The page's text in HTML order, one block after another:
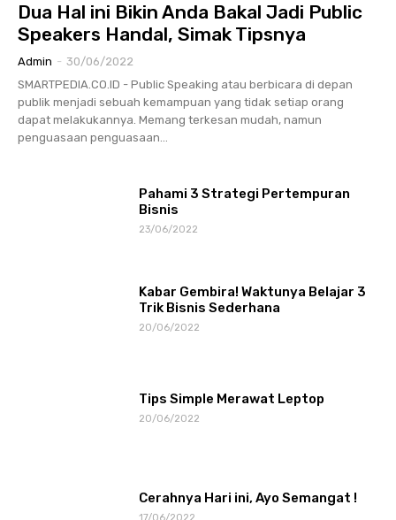
Dua Hal ini Bikin Anda Bakal Jadi Public
Speakers Handal, Simak Tipsnya
Admin - 30/06/2022
SMARTPEDIA.CO.ID - Public Speaking atau berbicara di depan
publik menjadi sebuah kemampuan yang tidak setiap orang
dapat melakukannya. Memang terkesan mudah, namun
penguasaan penguasaan...
Pahami 3 Strategi Pertempuran
Bisnis
23/06/2022
Kabar Gembira! Waktunya Belajar 3
Trik Bisnis Sederhana
20/06/2022
Tips Simple Merawat Leptop
20/06/2022
Cerahnya Hari ini, Ayo Semangat !